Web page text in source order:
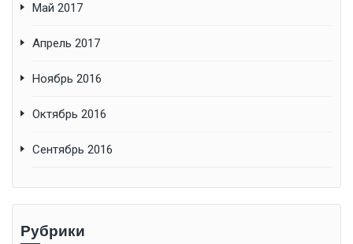
Май 2017
Апрель 2017
Ноябрь 2016
Октябрь 2016
Сентябрь 2016
Рубрики